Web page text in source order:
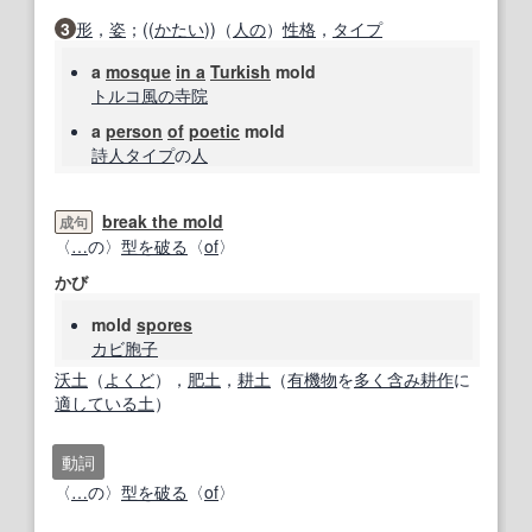
3 形 ， 姿 ；((かたい))（ 人の）性格 ， タイプ
a mosque in a Turkish mold
トルコ風の寺院
a person of poetic mold
詩人 タイプの人
成句
break the mold
〈…の〉 型を破る 〈of〉
かび
mold spores
カビ胞子
沃土 （よくど）， 肥土 ， 耕土 （有機物を多く 含み耕作に
適している土）
動詞
〈…の〉 型を破る 〈of〉